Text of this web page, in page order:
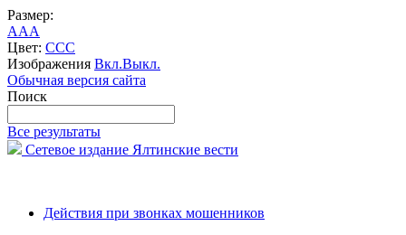
Размер:
AAA
Цвет: CCC
Изображения Вкл.Выкл.
Обычная версия сайта
Поиск
Все результаты
Сетевое издание Ялтинские вести
Действия при звонках мошенников